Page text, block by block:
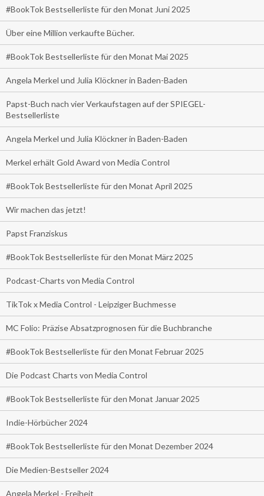
#BookTok Bestsellerliste für den Monat Juni 2025
Über eine Million verkaufte Bücher.
#BookTok Bestsellerliste für den Monat Mai 2025
Angela Merkel und Julia Klöckner in Baden-Baden
Papst-Buch nach vier Verkaufstagen auf der SPIEGEL-
Bestsellerliste
Angela Merkel und Julia Klöckner in Baden-Baden
Merkel erhält Gold Award von Media Control
#BookTok Bestsellerliste für den Monat April 2025
Wir machen das jetzt!
Papst Franziskus
#BookTok Bestsellerliste für den Monat März 2025
Podcast-Charts von Media Control
TikTok x Media Control - Leipziger Buchmesse
MC Folio: Präzise Absatzprognosen für die Buchbranche
#BookTok Bestsellerliste für den Monat Februar 2025
Die Podcast Charts von Media Control
#BookTok Bestsellerliste für den Monat Januar 2025
Indie-Hörbücher 2024
#BookTok Bestsellerliste für den Monat Dezember 2024
Die Medien-Bestseller 2024
Angela Merkel - Freiheit